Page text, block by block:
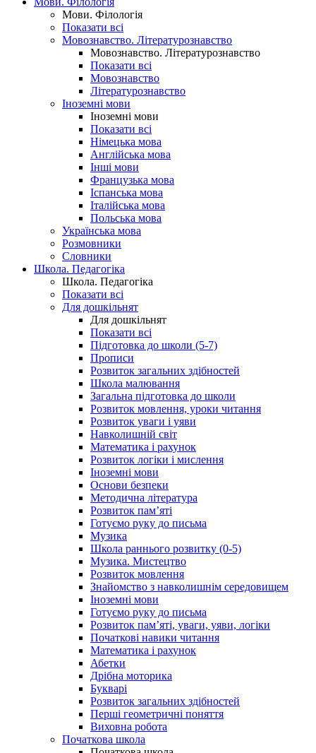
Мови. Філологія
Показати всі
Мовознавство. Літературознавство
Мовознавство. Літературознавство
Показати всі
Мовознавство
Літературознавство
Іноземні мови
Іноземні мови
Показати всі
Німецька мова
Англійська мова
Інші мови
Французька мова
Іспанська мова
Італійська мова
Польська мова
Українська мова
Розмовники
Словники
Школа. Педагогіка
Школа. Педагогіка
Показати всі
Для дошкільнят
Для дошкільнят
Показати всі
Підготовка до школи (5-7)
Прописи
Розвиток загальних здібностей
Школа малювання
Загальна підготовка до школи
Розвиток мовлення, уроки читання
Розвиток уваги і уяви
Навколишній світ
Математика і рахунок
Розвиток логіки і мислення
Іноземні мови
Основи безпеки
Методична література
Розвиток пам’яті
Готуємо руку до письма
Музика
Школа раннього розвитку (0-5)
Музика. Мистецтво
Розвиток мовлення
Знайомство з навколишнім середовищем
Іноземні мови
Готуємо руку до письма
Розвиток пам’яті, уваги, уяви, логіки
Початкові навики читання
Математика і рахунок
Абетки
Дрібна моторика
Букварі
Розвиток загальних здібностей
Перші геометричні поняття
Виховна робота
Початкова школа